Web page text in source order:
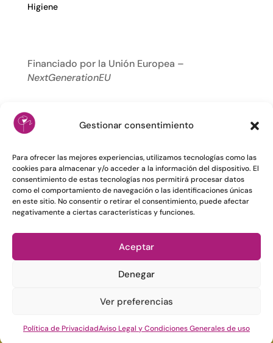
Gestionar consentimiento
Para ofrecer las mejores experiencias, utilizamos tecnologías como las
cookies para almacenar y/o acceder a la información del dispositivo. El
consentimiento de estas tecnologías nos permitirá procesar datos
como el comportamiento de navegación o las identificaciones únicas
en este sitio. No consentir o retirar el consentimiento, puede afectar
negativamente a ciertas características y funciones.
Aceptar
Denegar
Ver preferencias
Política de PrivacidadAviso Legal y Condiciones Generales de uso
Higiene
Financiado por la Unión Europea –
NextGenerationEU
reservados | Página web creada porKvilar
Agencia&Marketing